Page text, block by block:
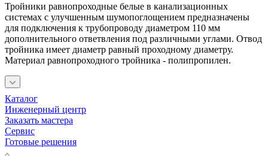
Тройники равнопроходные белые в канализационных
системах с улучшенным шумопоглощением предназначены
для подключения к трубопроводу диаметром 110 мм
дополнительного ответвления под различными углами. Отвод
тройника имеет диаметр равный проходному диаметру.
Материал равнопроходного тройника - полипропилен.
Каталог
Инженерный центр
Заказать мастера
Сервис
Готовые решения